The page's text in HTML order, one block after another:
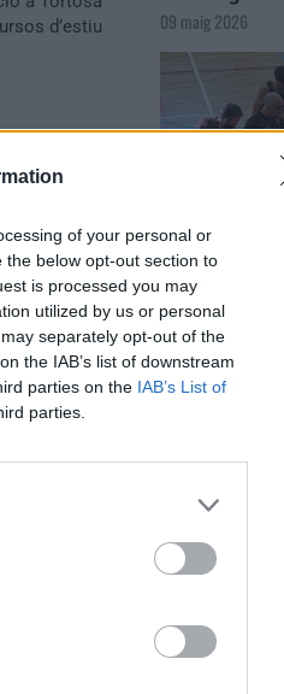
of your personal or
below opt-out section to
is processed you may
utilized by us or personal
separately opt-out of the
the IAB’s list of downstream
parties on the IAB’s List of
parties.
d’estiu
09 maig 2026
El Cantaires
el tram
09 maig 2026
Paula
la selecció
08 maig 2026